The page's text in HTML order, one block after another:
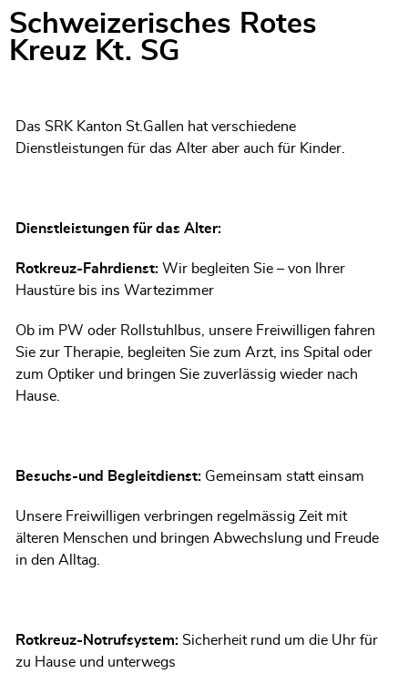
Schweizerisches Rotes
Kreuz Kt. SG
Das SRK Kanton St.Gallen hat verschiedene
Dienstleistungen für das Alter aber auch für Kinder.
Dienstleistungen für das Alter:
Rotkreuz-Fahrdienst: Wir begleiten Sie – von Ihrer
Haustüre bis ins Wartezimmer
Ob im PW oder Rollstuhlbus, unsere Freiwilligen fahren
Sie zur Therapie, begleiten Sie zum Arzt, ins Spital oder
zum Optiker und bringen Sie zuverlässig wieder nach
Hause.
Besuchs-und Begleitdienst: Gemeinsam statt einsam
Unsere Freiwilligen verbringen regelmässig Zeit mit
älteren Menschen und bringen Abwechslung und Freude
in den Alltag.
Rotkreuz-Notrufsystem: Sicherheit rund um die Uhr für
zu Hause und unterwegs
Zugehörige Objekte